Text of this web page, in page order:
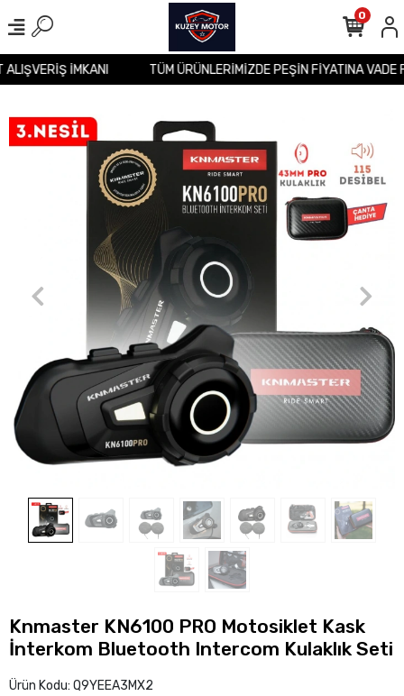
ALIŞVERİŞ İMKANI TÜM ÜRÜNLERİMİZDE PEŞİN FİYATINA
0
Knmaster KN6100 PRO Motosiklet Kask
İnterkom Bluetooth Intercom Kulaklık Seti
Ürün Kodu: Q9YEEA3MX2